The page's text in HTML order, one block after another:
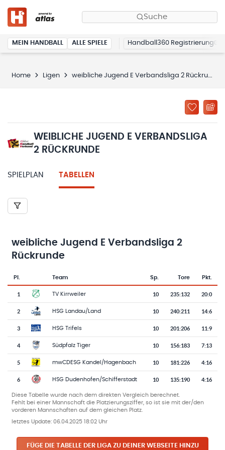
Suche
MEIN HANDBALL ALLE SPIELE Handball360 Registrierung
Home Ligen weibliche Jugend E Verbandsliga 2 Rückrunde
WEIBLICHE JUGEND E VERBANDSLIGA
2 RÜCKRUNDE
SPIELPLAN TABELLEN
weibliche Jugend E Verbandsliga 2
Rückrunde
Tabelle mit Vereinsplatzierungen, Spielen, Toren und Punkten
Pl.
Team-Logo
Team Sp. Tore Pkt.
1 TV Kirrweiler 10 235:132 20:0
2 HSG Landau/Land 10 240:211 14:6
3 HSG Trifels 10 201:206 11:9
4 Südpfalz Tiger 10 156:183 7:13
5 mwCDESG Kandel/Hagenbach 10 181:226 4:16
6 HSG Dudenhofen/Schifferstadt 10 135:190 4:16
Diese Tabelle wurde nach dem direkten Vergleich berechnet.
Fehlt bei einer Mannschaft die Platzierungsziffer, so ist sie mit der/den
vorderen Mannschaften auf dem gleichen Platz.
letztes Update: 06.04.2025 18:02 Uhr
FÜGE DIE TABELLE DER LIGA ZU DEINER WEBSEITE HINZU